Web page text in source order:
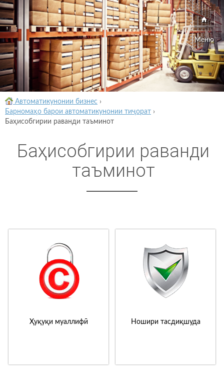
Меню
Автоматикунонии бизнес ›
Барномаҳо барои автоматикунонии тиҷорат ›
Баҳисобгирии раванди таъминот
Баҳисобгирии раванди
таъминот
Ҳуқуқи муаллифӣ Ношири тасдиқшуда